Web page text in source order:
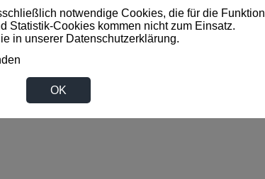
notwendige Cookies, die für die Funktion
Statistik-Cookies kommen nicht zum Einsatz.
in unserer Datenschutzerklärung.
OK